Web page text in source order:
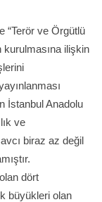
“Terör ve Örgütlü
kurulmasına ilişkin
İstanbul Anadolu
ve
biraz az değil
dört
büyükleri olan